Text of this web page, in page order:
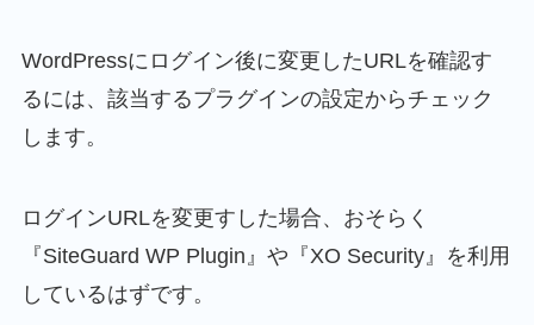
WordPressにログイン後に変更したURLを確認す
るには、該当するプラグインの設定からチェック
します。
ログインURLを変更すした場合、おそらく
『SiteGuard WP Plugin』や『XO Security』を利用
しているはずです。